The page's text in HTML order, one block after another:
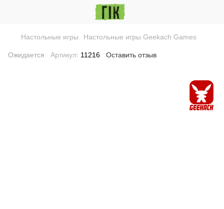
Настольные игры Настольные игры Geekach Games
Ожидается Артикул: 11216 Оставить отзыв